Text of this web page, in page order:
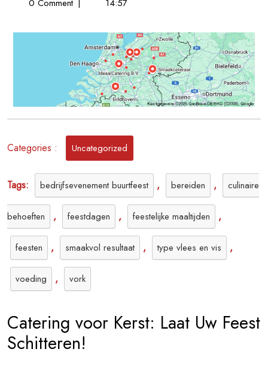
Kerstvieringen
0 Comment | 14:57
Categories : Uncategorized
Tags: bedrijfsevenement buurtfeest , bereiden , culinaire
behoeften , feestdagen , feestelijke maaltijden ,
feesten , smaakvol resultaat , type vlees en vis ,
voeding , vork
Catering voor Kerst: Laat Uw Feest
Schitteren!